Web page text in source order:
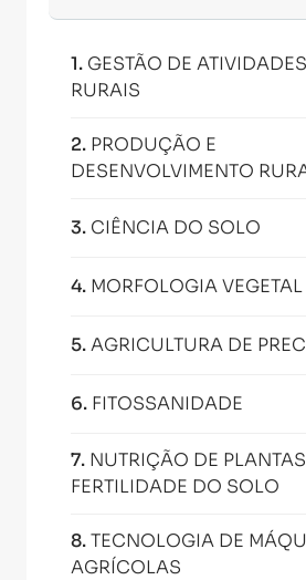
1. GESTÃO DE ATIVIDADES
RURAIS
2. PRODUÇÃO E
DESENVOLVIMENTO
3. CIÊNCIA DO SOLO
4. MORFOLOGIA VEGETAL
5.AGRICULTURA DE
6. FITOSSANIDADE
7. NUTRIÇÃO DE
FERTILIDADE DO SOLO
8.TECNOLOGIA DE
AGRÍCOLAS